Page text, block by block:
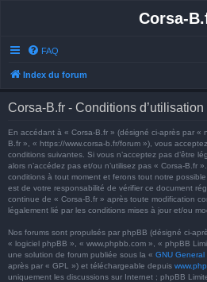
Corsa-
FAQ
Index du forum
Corsa-B.fr - Conditions d’utilisation
En accédant à « Corsa-B.fr » (désigné ci-après par
B.fr », « https://www.corsa-b.fr/forum »), vous
conditions suivantes. Si vous n’acceptez pas d’être
alors n’accédez pas et/ou n’utilisez pas « Corsa-B.fr
conditions à tout moment et ferons tout notre
est de votre responsabilité de vérifier ce document
continue de « Corsa-B.fr » après toute modification
légalement lié par les conditions mises à jour et/ou
Nos forums sont propulsés par phpBB (désigné ci-
« logiciel phpBB », « www.phpbb.com », « phpBB
une solution de forum publiée sous la « GNU General
après par « GPL ») et téléchargeable depuis
uniquement les discussions sur Internet ; phpBB